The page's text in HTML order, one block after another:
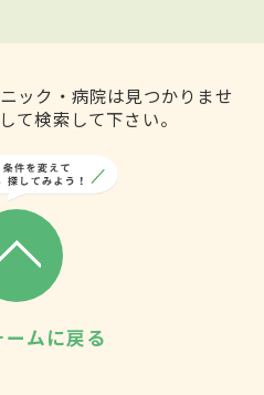
ック・病院は見つかりませ
て検索して下さい。
ムに戻る